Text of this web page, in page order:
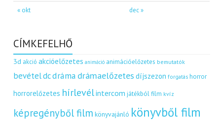
« okt dec »
CÍMKEFELHŐ
3d akció akcióelőzetes animáció animációelőzetes bemutatók
bevételdcdráma drámaelőzetes díjszezon forgatás horror
horrorelőzetes hírlevélintercom játékból film kvíz
képregényből film könyvajánló könyvből film